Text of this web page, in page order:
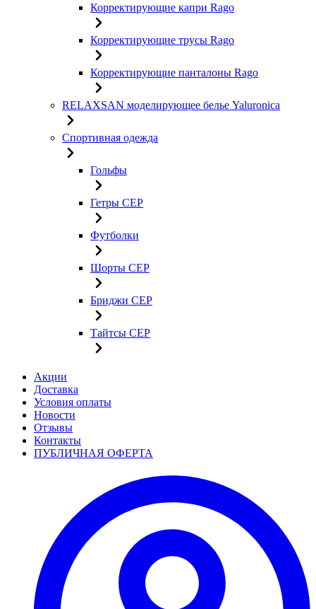
Корректирующие капри Rago
Корректирующие трусы Rago
Корректирующие панталоны Rago
RELAXSAN моделирующее белье Yaluroniсa
Спортивная одежда
Гольфы
Гетры CEP
Футболки
Шорты CEP
Бриджи CEP
Тайтсы CEP
Акции
Доставка
Условия оплаты
Новости
Отзывы
Контакты
ПУБЛИЧНАЯ ОФЕРТА